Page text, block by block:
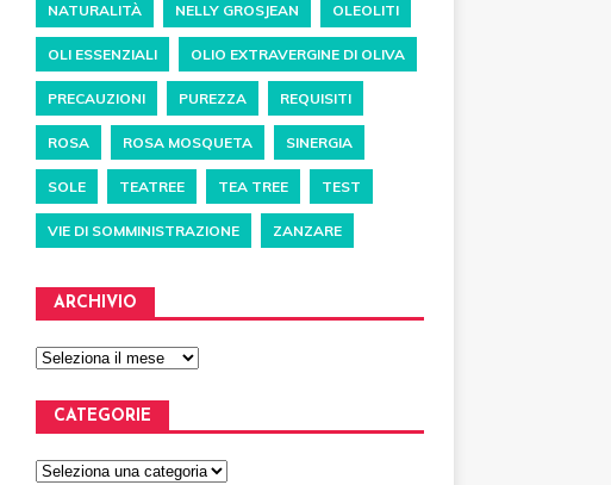
NATURALITÀ NELLY GROSJEAN OLEOLITI
OLI ESSENZIALI OLIO EXTRAVERGINE DI OLIVA
PRECAUZIONI PUREZZA REQUISITI
ROSA ROSA MOSQUETA SINERGIA
SOLE TEATREE TEA TREE TEST
VIE DI SOMMINISTRAZIONE ZANZARE
ARCHIVIO
CATEGORIE